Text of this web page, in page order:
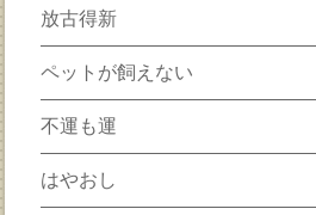
放古得新
ペットが飼えない
不運も運
はやおし